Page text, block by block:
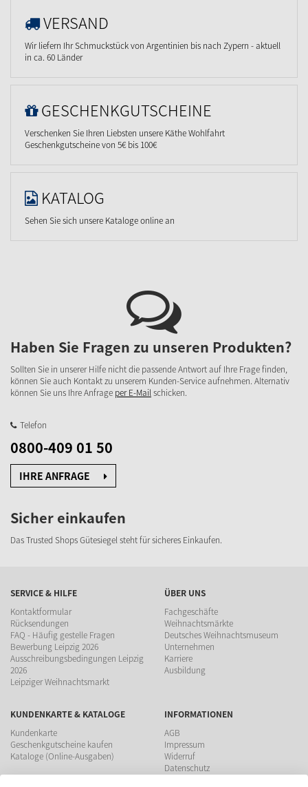
VERSAND
Wir liefern Ihr Schmuckstück von Argentinien bis nach Zypern - aktuell
in ca. 60 Länder
GESCHENKGUTSCHEINE
Verschenken Sie Ihren Liebsten unsere Käthe Wohlfahrt
Geschenkgutscheine von 5€ bis 100€
KATALOG
Sehen Sie sich unsere Kataloge online an
Haben Sie Fragen zu unseren Produkten?
Sollten Sie in unserer Hilfe nicht die passende Antwort auf Ihre Frage finden,
können Sie auch Kontakt zu unserem Kunden-Service aufnehmen. Alternativ
können Sie uns Ihre Anfrage per E-Mailschicken.
Telefon
0800-409 01 50
IHRE ANFRAGE
Sicher einkaufen
Das Trusted Shops Gütesiegel steht für sicheres Einkaufen.
SERVICE & HILFE
Kontaktformular
Rücksendungen
FAQ - Häufig gestelle Fragen
Bewerbung Leipzig 2026
Ausschreibungsbedingungen Leipzig
2026
Leipziger Weihnachtsmarkt
ÜBER UNS
Fachgeschäfte
Weihnachtsmärkte
Deutsches Weihnachtsmuseum
Unternehmen
Karriere
Ausbildung
KUNDENKARTE & KATALOGE
Kundenkarte
Geschenkgutscheine kaufen
Kataloge (Online-Ausgaben)
INFORMATIONEN
AGB
Impressum
Widerruf
Datenschutz